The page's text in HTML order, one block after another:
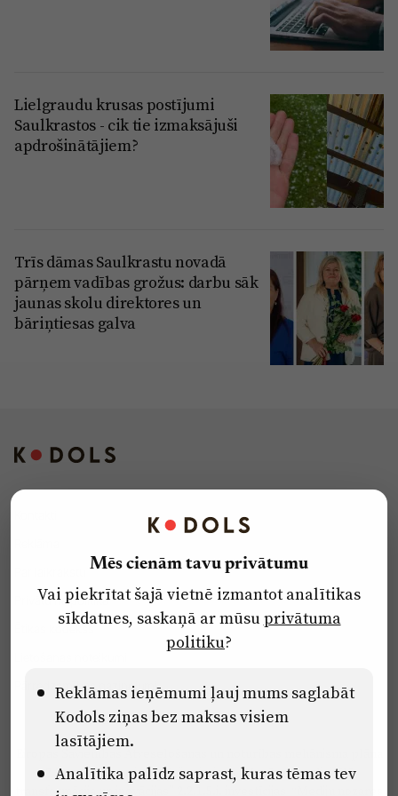
Lielgraudu krusas postījumi
Saulkrastos - cik tie izmaksājuši
apdrošinātājiem?
Trīs dāmas Saulkrastu novadā
pārņem vadības grožus: darbu sāk
jaunas skolu direktores un
bāriņtiesas galva
Privātuma politika
Ētikas kodekss
Pārredzamības paziņojumi
Eiropas Savienības Atveseļošanas un noturības mehānisma plāna
2.2. reformu un investīciju virziena “Uzņēmumu digitālā
transformācija un inovācijas” 2.2.1.5.i. investīcijas “Mediju nozares
Mēs cienām tavu privātumu
Vai piekrītat šajā vietnē izmantot analītikas
sīkdatnes, saskaņā ar mūsuprivātuma
politiku?
Reklāmas ieņēmumi ļauj mums saglabāt
Kodols ziņas bez maksas visiem
lasītājiem.
Analītika palīdz saprast, kuras tēmas tev